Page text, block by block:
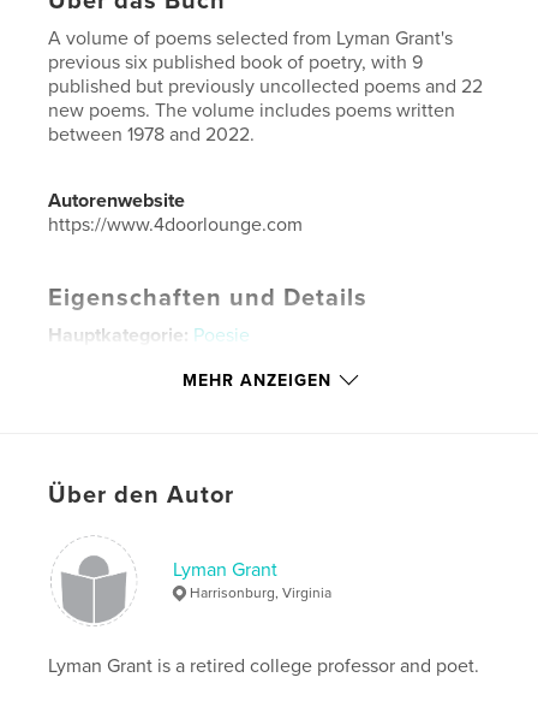
A volume of poems selected from Lyman Grant's
previous six published book of poetry, with 9
published but previously uncollected poems and 22
new poems. The volume includes poems written
between 1978 and 2022.
Autorenwebsite
https://www.4doorlounge.com
Eigenschaften und Details
Hauptkategorie: Poesie
15×23 cm
Veröffentlichungsdatum:
Schlüsselwörter
poetry stoicism , love poetry ,
MEHR ANZEIGEN
Über den Autor
Lyman Grant
Harrisonburg, Virginia
Lyman Grant is a retired college professor and poet.